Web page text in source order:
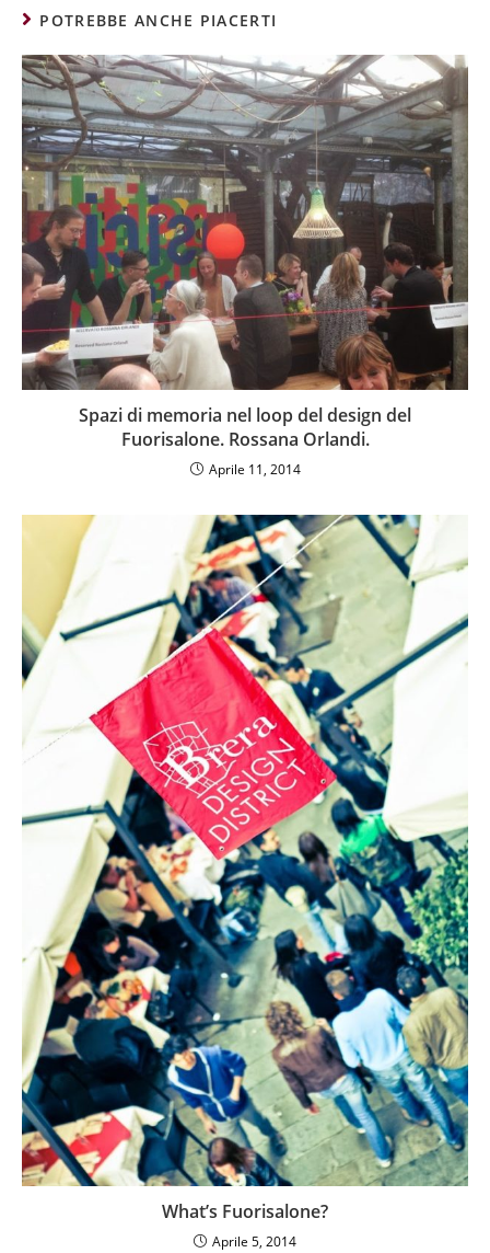
POTREBBE ANCHE PIACERTI
Spazi di memoria nel loop del design del
Fuorisalone. Rossana Orlandi.
Aprile 11, 2014
What’s Fuorisalone?
Aprile 5, 2014